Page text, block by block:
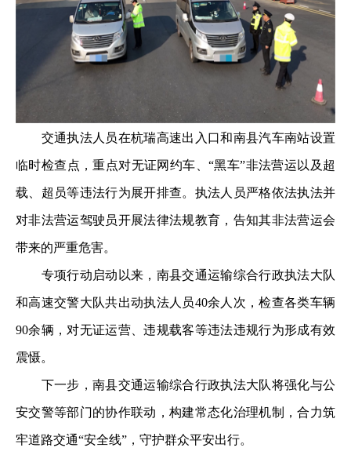
交通执法人员在杭瑞高速出入口和南县汽车南站设置
临时检查点，重点对无证网约车、“黑车”非法营运以及超
载、超员等违法行为展开排查。执法人员严格依法执法并
对非法营运驾驶员开展法律法规教育，告知其非法营运会
带来的严重危害。
专项行动启动以来，南县交通运输综合行政执法大队
和高速交警大队共出动执法人员40余人次，检查各类车辆
90余辆，对无证运营、违规载客等违法违规行为形成有效
震慑。
下一步，南县交通运输综合行政执法大队将强化与公
安交警等部门的协作联动，构建常态化治理机制，合力筑
牢道路交通“安全线”，守护群众平安出行。